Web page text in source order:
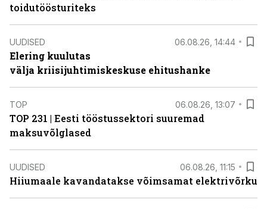
toidutöösturiteks
UUDISED 06.08.26, 14:44
Elering kuulutas
välja kriisijuhtimiskeskuse ehitushanke
TOP 06.08.26, 13:07
TOP 231 | Eesti tööstussektori suuremad
maksuvõlglased
UUDISED 06.08.26, 11:15
Hiiumaale kavandatakse võimsamat elektrivõrku